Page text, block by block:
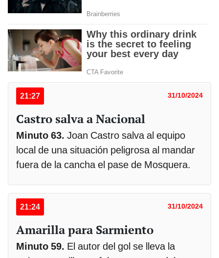
21:27 31/10/2024
Castro salva a Nacional
Minuto 63. Joan Castro salva al equipo
local de una situación peligrosa al mandar
fuera de la cancha el pase de Mosquera.
21:24 31/10/2024
Amarilla para Sarmiento
Minuto 59. El autor del gol se lleva la